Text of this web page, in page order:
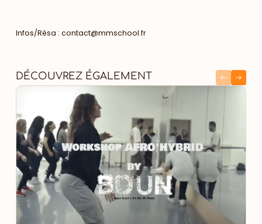
Infos/Résa : contact@mmschool.fr
DÉCOUVREZ ÉGALEMENT